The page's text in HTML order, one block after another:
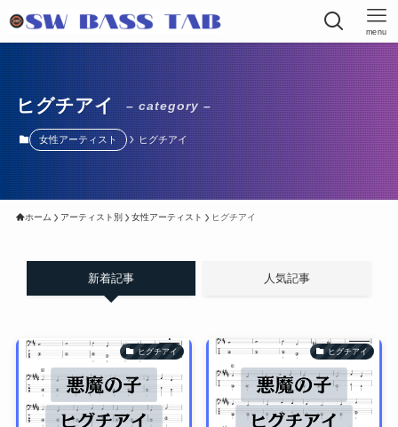
menu
ヒグチアイ – category –
女性アーティスト ヒグチアイ
ホーム アーティスト別 女性アーティスト ヒグチアイ
新着記事 人気記事
ヒグチアイ ヒグチアイ